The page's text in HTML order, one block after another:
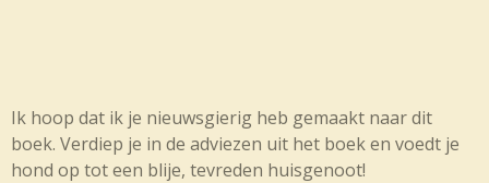
Ik hoop dat ik je nieuwsgierig heb gemaakt naar dit
boek. Verdiep je in de adviezen uit het boek en voedt je
hond op tot een blije, tevreden huisgenoot!